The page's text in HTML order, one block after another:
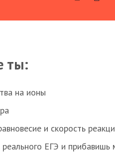
ты:
на ионы
и скорость
ЕГЭ и прибавишь